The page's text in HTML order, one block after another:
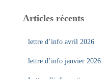
Articles récents
lettre d’info avril 2026
lettre d’info janvier 2026